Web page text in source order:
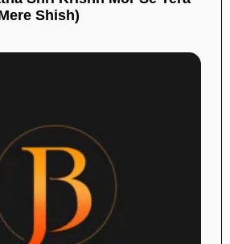
Shish)